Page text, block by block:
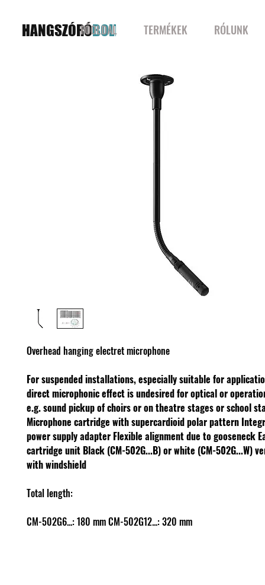
HANGSZÓRÓBOLT
FŐOLDAL TERMÉKEK RÓLUNK
Overhead hanging electret microphone
For suspended installations, especially suitable for
direct microphonic effect is undesired for optical or
e.g. sound pickup of choirs or on theatre stages or school
Microphone cartridge with supercardioid polar pattern
power supply adapter Flexible alignment due to gooseneck
cartridge unit Black (CM-502G...B) or white (CM-502G...W)
with windshield
Total length:
CM-502G6...: 180 mm CM-502G12...: 320 mm